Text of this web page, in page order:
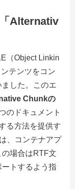
Alternativ
（Object Linkin
テンツをコン
した。このエ
Chunkの
のドキュメント
る方法を提供す
、コンテナアプ
場合はRTF文
トするよう指